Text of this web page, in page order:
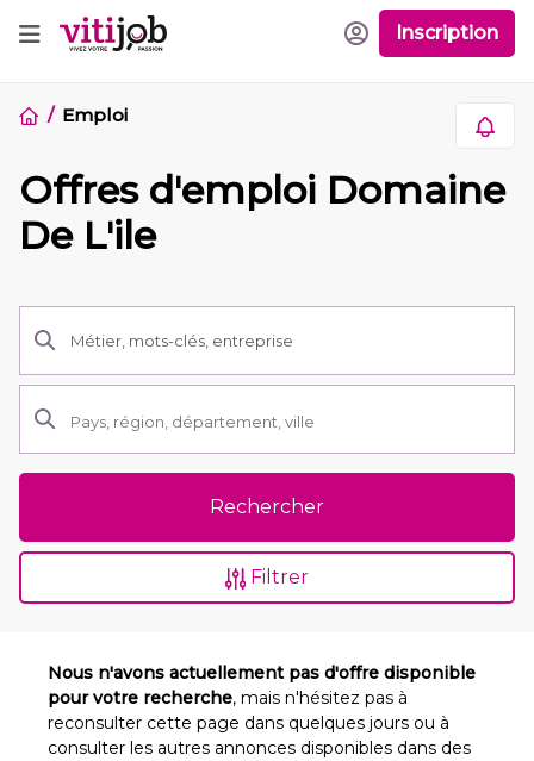
Inscription
Emploi
Offres d'emploi Domaine
De L'ile
Rechercher
Filtrer
Nous n'avons actuellement pas d'offre disponible
pour votre recherche, mais n'hésitez pas à
reconsulter cette page dans quelques jours ou à
consulter les autres annonces disponibles dans des